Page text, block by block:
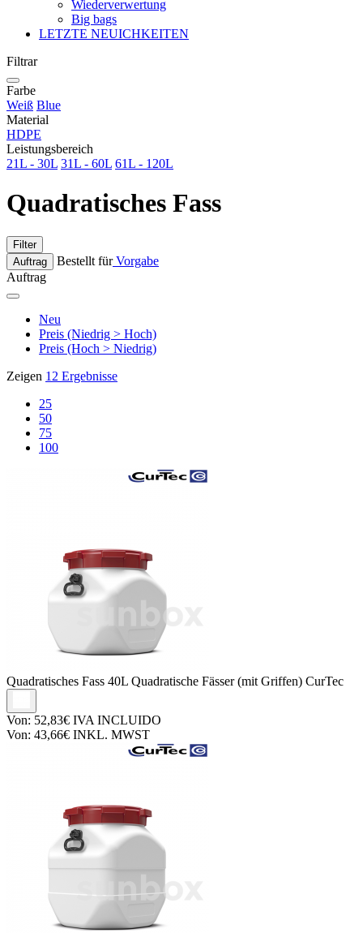
Wiederverwertung
Big bags
LETZTE NEUICHKEITEN
Filtrar
Farbe
Weiß Blue
Material
HDPE
Leistungsbereich
21L - 30L 31L - 60L 61L - 120L
Quadratisches Fass
Filter
Auftrag
Bestellt fürVorgabe
Auftrag
Neu
Preis (Niedrig > Hoch)
Preis (Hoch > Niedrig)
Zeigen 12 Ergebnisse
25
50
75
100
Quadratisches Fass 40L Quadratische Fässer (mit Griffen) CurTec
Von: 52,83€ IVA INCLUIDO
Von: 43,66€ INKL. MWST